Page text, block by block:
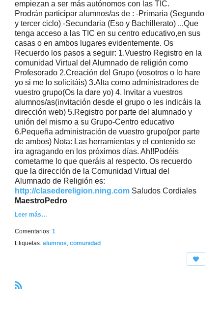
empiezan a ser más autónomos con las TIC.
Prodrán participar alumnos/as de : -Primaria (Segundo
y tercer ciclo) -Secundaria (Eso y Bachillerato) ...Que
tenga acceso a las TIC en su centro educativo,en sus
casas o en ambos lugares evidentemente. Os
Recuerdo los pasos a seguir: 1.Vuestro Registro en la
comunidad Virtual del Alumnado de religión como
Profesorado 2.Creación del Grupo (vosotros o lo hare
yo si me lo solicitáis) 3.Alta como administradores de
vuestro grupo(Os la dare yo) 4. Invitar a vuestros
alumnos/as(invitación desde el grupo o les indicáis la
dirección web) 5.Registro por parte del alumnado y
unión del mismo a su Grupo-Centro educativo
6.Pequeña administración de vuestro grupo(por parte
de ambos) Nota: Las herramientas y el contenido se
ira agragando en los próximos días. Ah!!Podéis
cometarme lo que queráis al respecto. Os recuerdo
que la dirección de la Comunidad Virtual del
Alumnado de Religión es:
http://clasedereligion.ning.com Saludos Cordiales
MaestroPedro
Leer más…
Comentarios: 1
Etiquetas: alumnos comunidad